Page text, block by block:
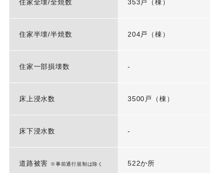
住家全壊/全焼数 353戸（棟）
住家半壊/半焼数 204戸（棟）
住家一部損壊数 -
床上浸水数 3500戸（棟）
床下浸水数 -
道路被害 ※事前通行規制は除く 522か所